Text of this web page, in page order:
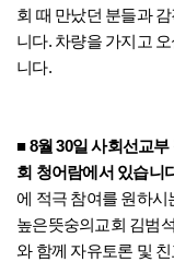
회 때 만났던 분들과
니다. 차량을 가지고
니다.
■ 8월 30일 사회선교
회 청어람에서 있습니
에 적극 참여를 원하시
높은뜻숭의교회 김범
와 함께 자유토론 및